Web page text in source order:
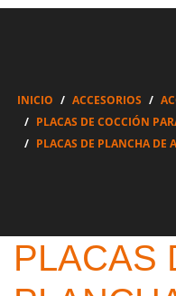
INICIO ACCESORIOS
PLACAS DE COCCIÓN
PLACAS DE PLANCHA DE
PLACAS